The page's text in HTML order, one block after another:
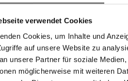
verwendet Cookies
Cookies, um Inhalte und
auf unsere Website zu
unsere Partner für soziale
möglicherweise mit weiteren
Suche